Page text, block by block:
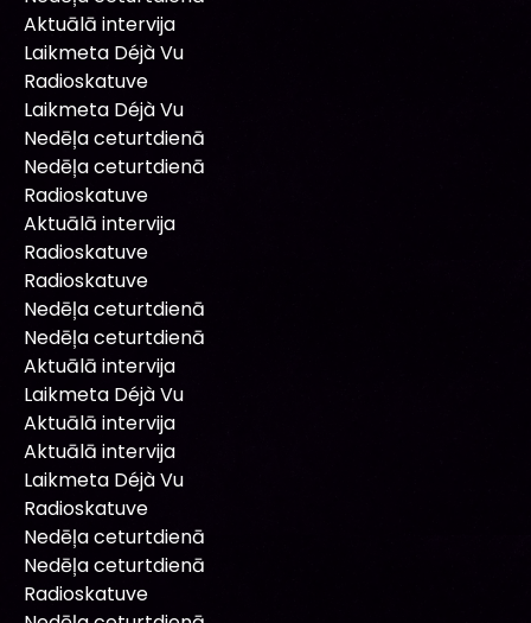
Aktuālā intervija
Laikmeta Déjà Vu
Radioskatuve
Laikmeta Déjà Vu
Nedēļa ceturtdienā
Nedēļa ceturtdienā
Radioskatuve
Aktuālā intervija
Radioskatuve
Radioskatuve
Nedēļa ceturtdienā
Nedēļa ceturtdienā
Aktuālā intervija
Laikmeta Déjà Vu
Aktuālā intervija
Aktuālā intervija
Laikmeta Déjà Vu
Radioskatuve
Nedēļa ceturtdienā
Nedēļa ceturtdienā
Radioskatuve